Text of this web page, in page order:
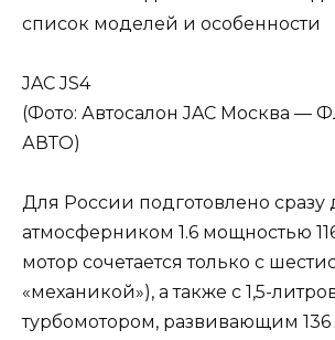
JAC JS4
(Фото: Автосалон JAC Москва —
АВТО)
Для России подготовлено сразу
атмосферником 1.6 мощностью
мотор сочетается только с
«механикой»), а также с 1,5-
турбомотором, развивающим 136